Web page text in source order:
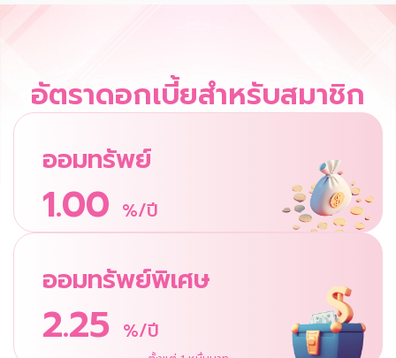
อัตราดอกเบี้ยสำหรับสมาชิก
ออมทรัพย์
1.00 %/ปี
ออมทรัพย์พิเศษ
2.25 %/ปี